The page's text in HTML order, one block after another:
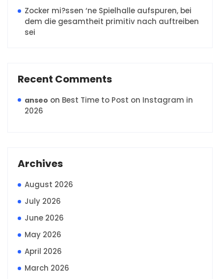
Zocker mi?ssen ‘ne Spielhalle aufspuren, bei
dem die gesamtheit primitiv nach auftreiben
sei
Recent Comments
anseo on Best Time to Post on Instagram in
2026
Archives
August 2026
July 2026
June 2026
May 2026
April 2026
March 2026